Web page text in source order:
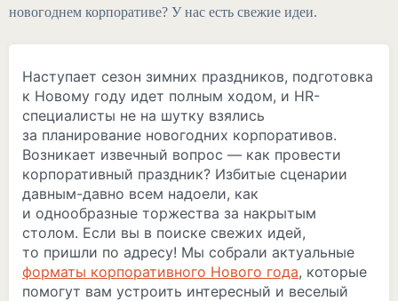
новогоднем корпоративе? У нас есть свежие идеи.
Наступает сезон зимних праздников, подготовка
к Новому году идет полным ходом, и HR-
специалисты не на шутку взялись
за планирование новогодних корпоративов.
Возникает извечный вопрос — как провести
корпоративный праздник? Избитые сценарии
давным-давно всем надоели, как
и однообразные торжества за накрытым
столом. Если вы в поиске свежих идей,
то пришли по адресу! Мы собрали актуальные
форматы корпоративного Нового года, которые
помогут вам устроить интересный и веселый